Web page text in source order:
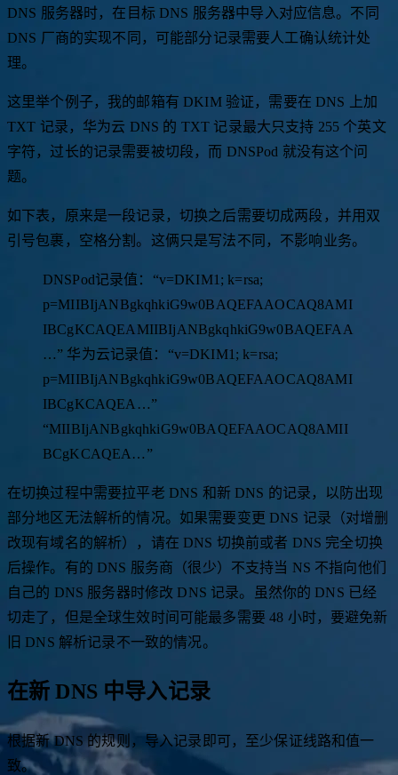
DNS 服务器时，在目标 DNS 服务器中导入对应信息。不同
DNS 厂商的实现不同，可能部分记录需要人工确认统计处
理。
这里举个例子，我的邮箱有 DKIM 验证，需要在 DNS 上加
TXT 记录，华为云 DNS 的 TXT 记录最大只支持 255 个英文
字符，过长的记录需要被切段，而 DNSPod 就没有这个问
题。
如下表，原来是一段记录，切换之后需要切成两段，并用双
引号包裹，空格分割。这俩只是写法不同，不影响业务。
DNSPod记录值：“v=DKIM1; k=rsa;
p=MIIBIjANBgkqhkiG9w0BAQEFAAOCAQ8AMI
IBCgKCAQEAMIIBIjANBgkqhkiG9w0BAQEFAA
…” 华为云记录值：“v=DKIM1; k=rsa;
p=MIIBIjANBgkqhkiG9w0BAQEFAAOCAQ8AMI
IBCgKCAQEA…”
“MIIBIjANBgkqhkiG9w0BAQEFAAOCAQ8AMII
BCgKCAQEA…”
在切换过程中需要拉平老 DNS 和新 DNS 的记录，以防出现
部分地区无法解析的情况。如果需要变更 DNS 记录（对增删
改现有域名的解析），请在 DNS 切换前或者 DNS 完全切换
后操作。有的 DNS 服务商（很少）不支持当 NS 不指向他们
自己的 DNS 服务器时修改 DNS 记录。虽然你的 DNS 已经
切走了，但是全球生效时间可能最多需要 48 小时，要避免新
旧 DNS 解析记录不一致的情况。
在新 DNS 中导入记录
根据新 DNS 的规则，导入记录即可，至少保证线路和值一
致。